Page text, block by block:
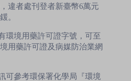
違者處刊登者新臺幣6萬元
。
環境用藥許可證字號，可至
用藥許可證及病媒防治業網
可參考環保署化學局『環境